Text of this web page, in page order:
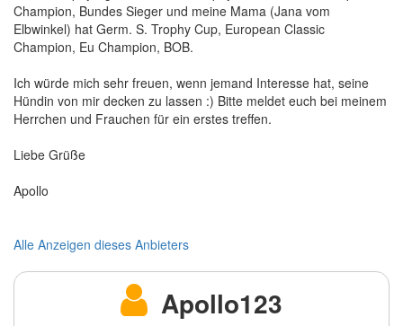
Champion, Bundes Sieger und meine Mama (Jana vom
Elbwinkel) hat Germ. S. Trophy Cup, European Classic
Champion, Eu Champion, BOB.
Ich würde mich sehr freuen, wenn jemand Interesse hat, seine
Hündin von mir decken zu lassen :) Bitte meldet euch bei meinem
Herrchen und Frauchen für ein erstes treffen.
Liebe Grüße
Apollo
Alle Anzeigen dieses Anbieters
Apollo123